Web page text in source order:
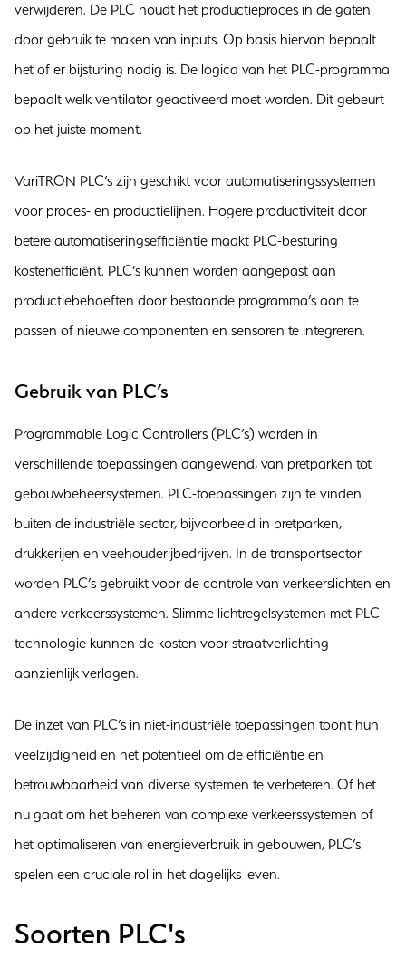
verwijderen. De PLC houdt het productieproces in de gaten
door gebruik te maken van inputs. Op basis hiervan bepaalt
het of er bijsturing nodig is. De logica van het PLC-programma
bepaalt welk ventilator geactiveerd moet worden. Dit gebeurt
op het juiste moment.
VariTRON PLC’s zijn geschikt voor automatiseringssystemen
voor proces- en productielijnen. Hogere productiviteit door
betere automatiseringsefficiëntie maakt PLC-besturing
kostenefficiënt. PLC’s kunnen worden aangepast aan
productiebehoeften door bestaande programma’s aan te
passen of nieuwe componenten en sensoren te integreren.
Gebruik van PLC’s
Programmable Logic Controllers (PLC’s) worden in
verschillende toepassingen aangewend, van pretparken tot
gebouwbeheersystemen. PLC-toepassingen zijn te vinden
buiten de industriële sector, bijvoorbeeld in pretparken,
drukkerijen en veehouderijbedrijven. In de transportsector
worden PLC’s gebruikt voor de controle van verkeerslichten en
andere verkeerssystemen. Slimme lichtregelsystemen met PLC-
technologie kunnen de kosten voor straatverlichting
aanzienlijk verlagen.
De inzet van PLC’s in niet-industriële toepassingen toont hun
veelzijdigheid en het potentieel om de efficiëntie en
betrouwbaarheid van diverse systemen te verbeteren. Of het
nu gaat om het beheren van complexe verkeerssystemen of
het optimaliseren van energieverbruik in gebouwen, PLC’s
spelen een cruciale rol in het dagelijks leven.
Soorten PLC's